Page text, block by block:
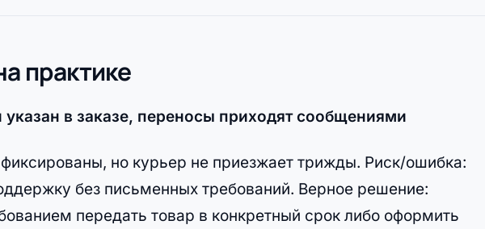
практике
в заказе, переносы приходят сообщениями
но курьер не приезжает трижды. Риск/ошибка:
без письменных требований. Верное решение:
передать товар в конкретный срок либо оформить